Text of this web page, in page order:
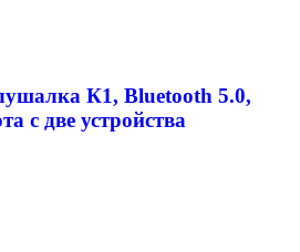
К1, Bluetooth 5.0,
с две устройства